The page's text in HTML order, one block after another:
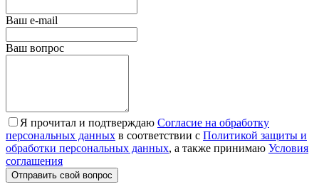
Ваш e-mail
Ваш вопрос
Я прочитал и подтверждаю Согласие на обработку
персональных данных в соответствии с Политикой защиты и
обработки персональных данных, а также принимаю Условия
соглашения
Отправить свой вопрос